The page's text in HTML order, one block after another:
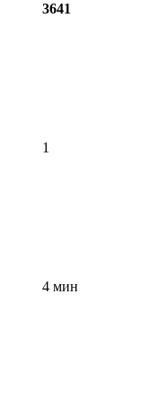
3641
1
4 мин